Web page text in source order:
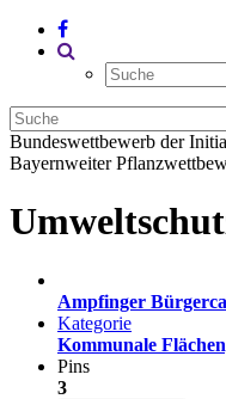
Bundeswettbewerb der
Bayernweiter
Ampfinger
Kategorie
Kommunale
Pins
3